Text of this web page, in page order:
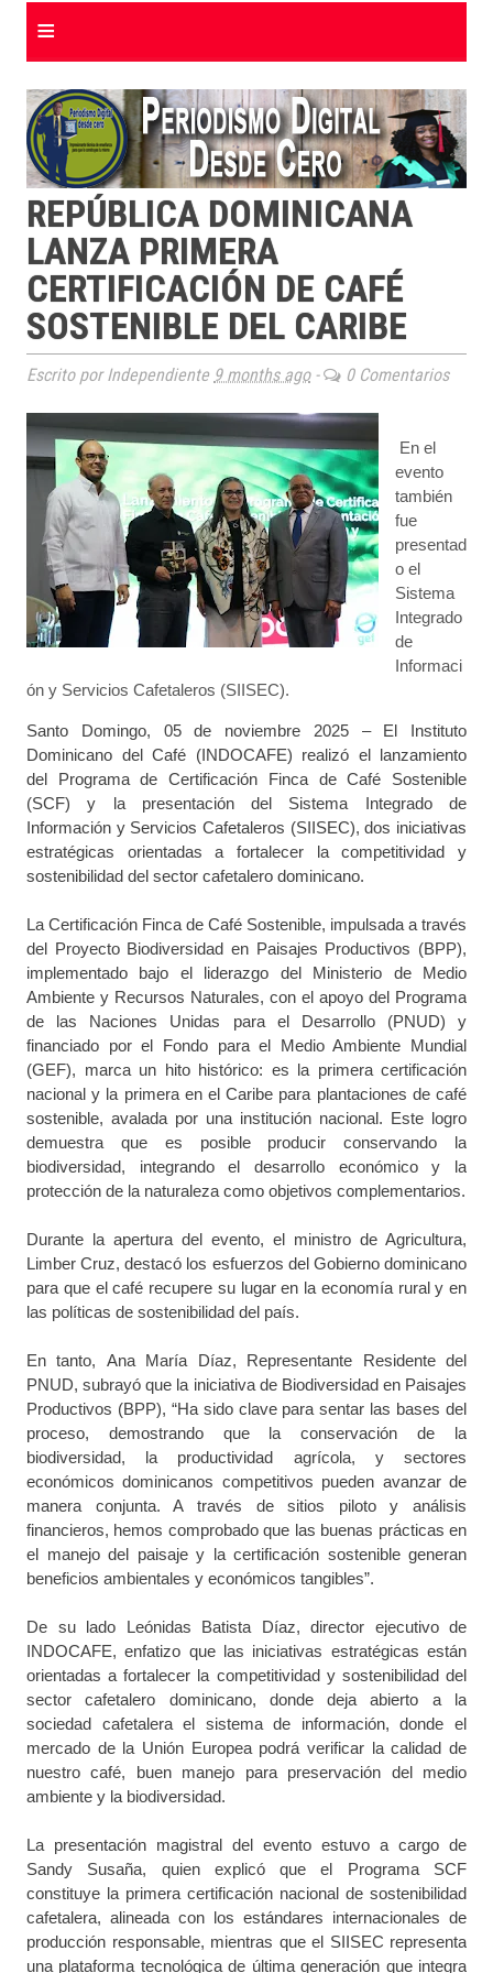
≡
REPÚBLICA DOMINICANA
LANZA PRIMERA
CERTIFICACIÓN DE CAFÉ
SOSTENIBLE DEL CARIBE
Escrito por Independiente 9 months ago- 0 Comentarios
En el
evento
también
fue
presentad
o el
Sistema
Integrado
de
Informaci
ón y Servicios Cafetaleros (SIISEC).
Santo Domingo, 05 de noviembre 2025– El Instituto
Dominicano del Café (INDOCAFE) realizó el lanzamiento
del Programa de Certificación Finca de Café Sostenible
(SCF) y la presentación del Sistema Integrado de
Información y Servicios Cafetaleros (SIISEC), dos iniciativas
estratégicas orientadas a fortalecer la competitividad y
sostenibilidad del sector cafetalero dominicano.
La Certificación Finca de Café Sostenible, impulsada a través
del Proyecto Biodiversidad en Paisajes Productivos (BPP),
implementado bajo el liderazgo del Ministerio de Medio
Ambiente y Recursos Naturales, con el apoyo del Programa
de las Naciones Unidas para el Desarrollo (PNUD) y
financiado por el Fondo para el Medio Ambiente Mundial
(GEF), marca un hito histórico: es la primera certificación
nacional y la primera en el Caribe para plantaciones de café
sostenible, avalada por una institución nacional. Este logro
demuestra que es posible producir conservando la
biodiversidad, integrando el desarrollo económico y la
protección de la naturaleza como objetivos complementarios.
Durante la apertura del evento, el ministro de Agricultura,
Limber Cruz, destacó los esfuerzos del Gobierno dominicano
para que el café recupere su lugar en la economía rural y en
las políticas de sostenibilidad del país.
En tanto, Ana María Díaz, Representante Residente del
PNUD, subrayó que la iniciativa de Biodiversidad en Paisajes
Productivos (BPP), “Ha sido clave para sentar las bases del
proceso, demostrando que la conservación de la
biodiversidad, la productividad agrícola, y sectores
económicos dominicanos competitivos pueden avanzar de
manera conjunta. A través de sitios piloto y análisis
financieros, hemos comprobado que las buenas prácticas en
el manejo del paisaje y la certificación sostenible generan
beneficios ambientales y económicos tangibles”.
De su lado Leónidas Batista Díaz, director ejecutivo de
INDOCAFE, enfatizo que las iniciativas estratégicas están
orientadas a fortalecer la competitividad y sostenibilidad del
sector cafetalero dominicano, donde deja abierto a la
sociedad cafetalera el sistema de información, donde el
mercado de la Unión Europea podrá verificar la calidad de
nuestro café, buen manejo para preservación del medio
ambiente y la biodiversidad.
La presentación magistral del evento estuvo a cargo de
Sandy Susaña, quien explicó que el Programa SCF
constituye la primera certificación nacional de sostenibilidad
cafetalera, alineada con los estándares internacionales de
producción responsable, mientras que el SIISEC representa
una plataforma tecnológica de última generación que integra